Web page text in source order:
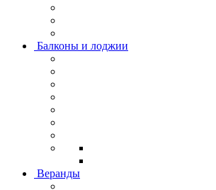
Балконы и лоджии
Веранды